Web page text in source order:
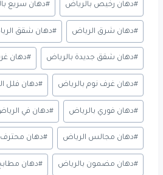
#دهان رخيص بالرياض #دهان سريع
#دهان شرق الرياض #دهان شقق
#دهان شقق جديدة بالرياض #دهان
#دهان غرف نوم بالرياض #دهان فلل
#دهان فوري بالرياض #دهان في
#دهان مجالس الرياض #دهان محترف
#دهان مضمون بالرياض #دهان